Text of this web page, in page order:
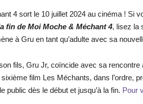
4 sort le 10 juillet 2024 au cinéma ! Si
fin de Moi Moche & Méchant 4, lisez la
à Gru en tant qu’adulte avec sa
fils, Gru Jr, coïncide avec sa
film Les Méchants, dans l’ordre,
public dès le début et jusqu’à la fin. Pour